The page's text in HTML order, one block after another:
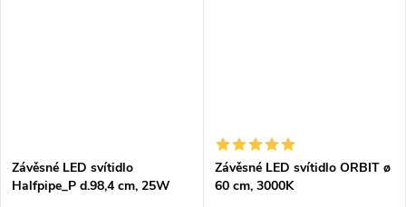
Závěsné LED svítidlo
Halfpipe_P d.98,4 cm, 25W
Závěsné LED svítidlo ORBIT ø
60 cm, 3000K